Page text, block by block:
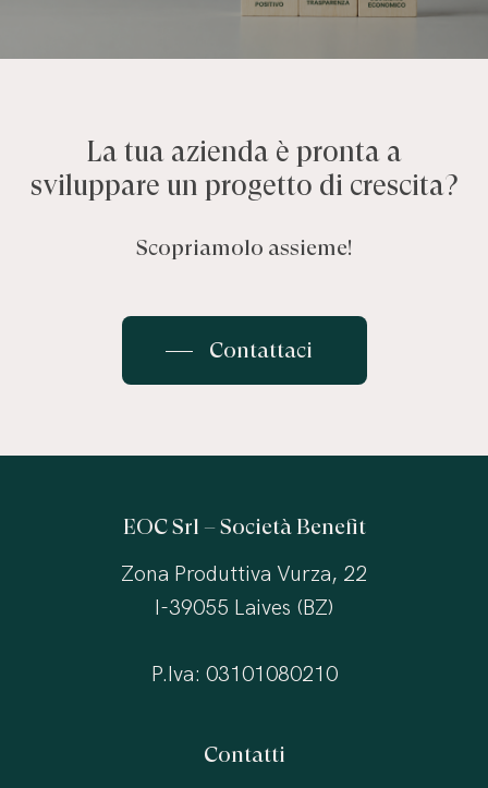
La tua azienda è pronta a
sviluppare un progetto di crescita?
Scopriamolo assieme!
Contattaci
EOC Srl – Società Benefit
Zona Produttiva Vurza, 22
I-39055 Laives (BZ)
P.Iva: 03101080210
Contatti